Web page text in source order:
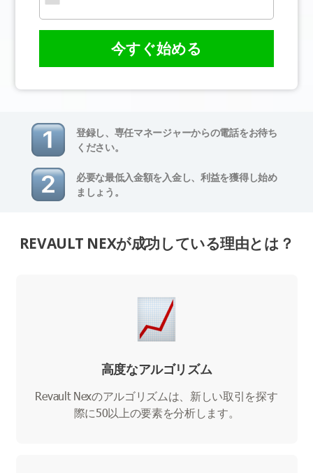
今すぐ始める
登録し、専任マネージャーからの電話をお待ち
ください。
必要な最低入金額を入金し、利益を獲得し始め
ましょう。
REVAULT NEXが成功している理由とは？
高度なアルゴリズム
Revault Nexのアルゴリズムは、新しい取引を探す
際に50以上の要素を分析します。